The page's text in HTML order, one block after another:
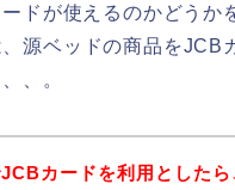
ドが使えるのかどうか
源ベッドの商品をJCB
、。
カードを利用とした